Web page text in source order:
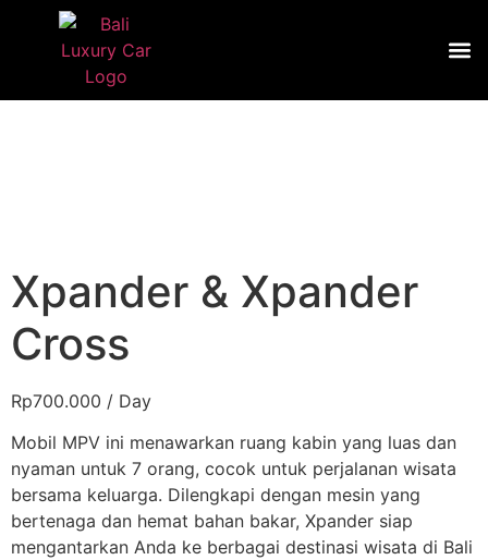
Xpander & Xpander
Cross
Rp700.000 / Day
Mobil MPV ini menawarkan ruang kabin yang luas dan
nyaman untuk 7 orang, cocok untuk perjalanan wisata
bersama keluarga. Dilengkapi dengan mesin yang
bertenaga dan hemat bahan bakar, Xpander siap
mengantarkan Anda ke berbagai destinasi wisata di Bali